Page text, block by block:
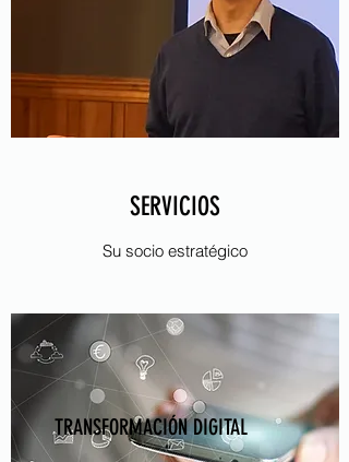
SERVICIOS
Su socio estratégico
TRANSFORMACIÓN DIGITAL